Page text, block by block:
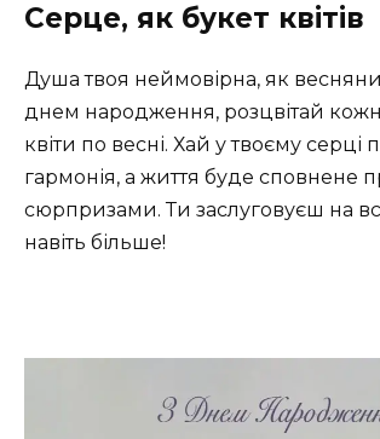
Серце, як букет квітів
Душа твоя неймовірна, як
днем народження, розцвітай
квіти по весні. Хай у твоєму серці
гармонія, а життя буде сповнене
сюрпризами. Ти заслуговуєш на
навіть більше!